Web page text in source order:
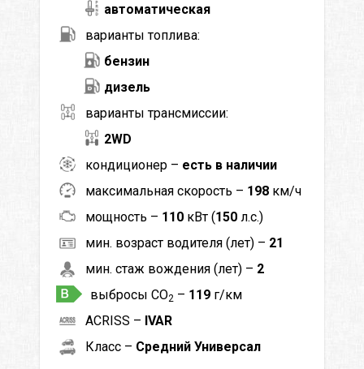
автоматическая
варианты топлива:
бензин
дизель
варианты трансмиссии:
2WD
кондиционер – есть в наличии
максимальная скорость – 198 км/ч
мощность – 110 кВт (150 л.с.)
мин. возраст водителя (лет) – 21
мин. стаж вождения (лет) – 2
выбросы CO2 – 119 г/км
ACRISS – IVAR
Класс – Средний Универсал